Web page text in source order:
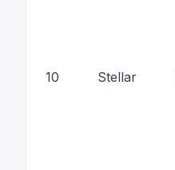
10 Stellar